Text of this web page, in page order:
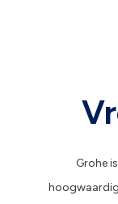
Grohe